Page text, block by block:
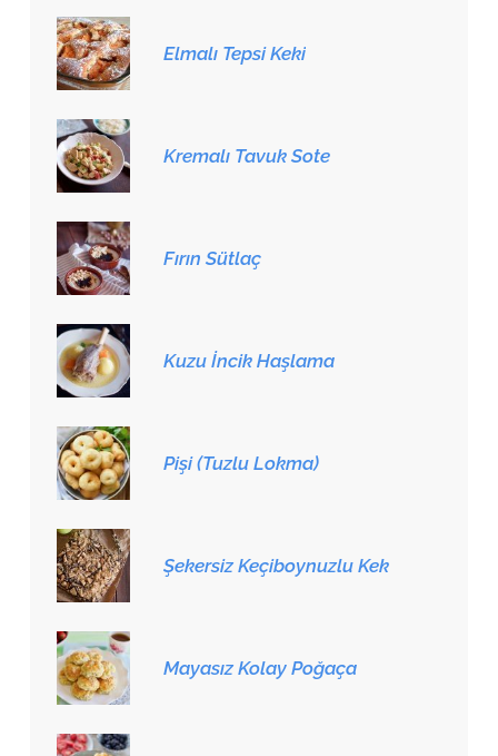
Elmalı Tepsi Keki
Kremalı Tavuk Sote
Fırın Sütlaç
Kuzu İncik Haşlama
Pişi (Tuzlu Lokma)
Şekersiz Keçiboynuzlu Kek
Mayasız Kolay Poğaça